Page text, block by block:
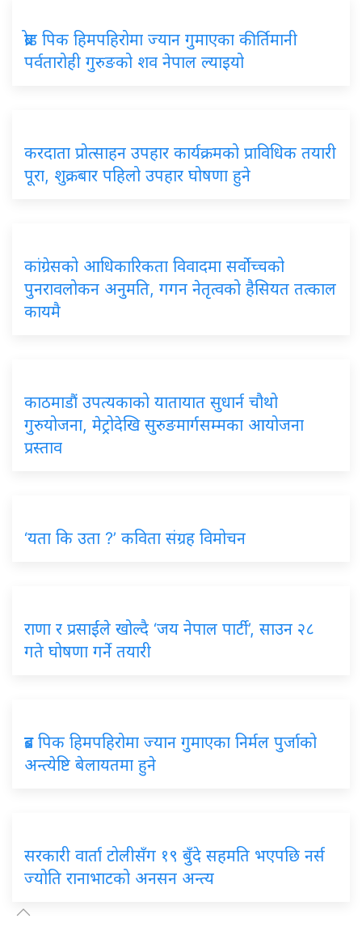
ब्रोड पिक हिमपहिरोमा ज्यान गुमाएका कीर्तिमानी
पर्वतारोही गुरुङको शव नेपाल ल्याइयो
करदाता प्रोत्साहन उपहार कार्यक्रमको प्राविधिक तयारी
पूरा, शुक्रबार पहिलो उपहार घोषणा हुने
कांग्रेसको आधिकारिकता विवादमा सर्वोच्चको
पुनरावलोकन अनुमति, गगन नेतृत्वको हैसियत तत्काल
कायमै
काठमाडौं उपत्यकाको यातायात सुधार्न चौथो
गुरुयोजना, मेट्रोदेखि सुरुङमार्गसम्मका आयोजना
प्रस्ताव
‘यता कि उता ?’ कविता संग्रह विमोचन
राणा र प्रसाईंले खोल्दै ‘जय नेपाल पार्टी’, साउन २८
गते घोषणा गर्ने तयारी
ब्रड पिक हिमपहिरोमा ज्यान गुमाएका निर्मल पुर्जाको
अन्त्येष्टि बेलायतमा हुने
सरकारी वार्ता टोलीसँग १९ बुँदे सहमति भएपछि नर्स
ज्योति रानाभाटको अनसन अन्त्य